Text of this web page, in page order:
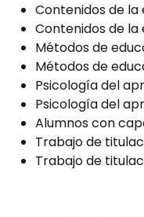
Contenidos de la
Contenidos de la
Métodos de
Métodos de
Psicología del
Psicología del
Alumnos con
Trabajo de
Trabajo de